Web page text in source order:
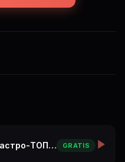
деле — какую еду
в атмосферу и
ElE Fortuna ep01 Мой гастро-ТОП в Париже: с чего начать GRATIS